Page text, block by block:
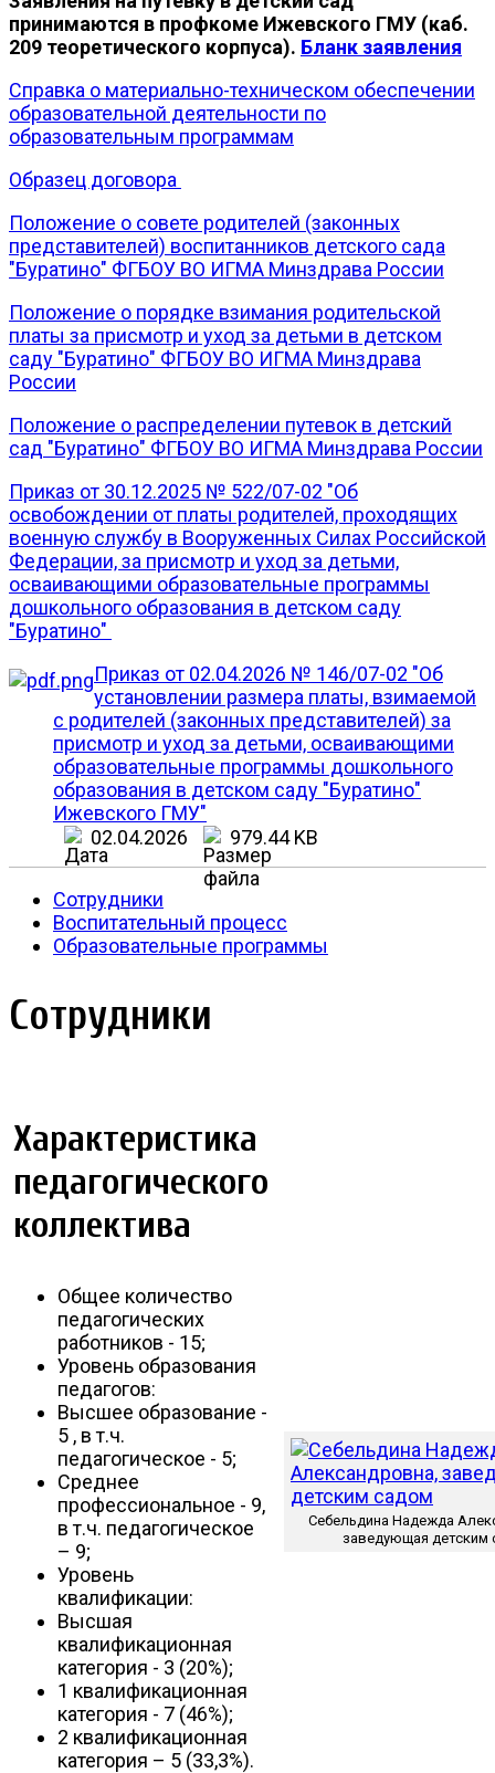
принимаются в профкоме Ижевского ГМУ (каб.
209 теоретического корпуса). Бланк заявления
Справка о материально-техническом обеспечении
образовательной деятельности по
образовательным программам
Образец договора
Положение о совете родителей (законных
представителей) воспитанников детского сада
"Буратино" ФГБОУ ВО ИГМА Минздрава России
Положение о порядке взимания родительской
платы за присмотр и уход за детьми в детском
саду "Буратино" ФГБОУ ВО ИГМА Минздрава
России
Положение о распределении путевок в детский
сад "Буратино" ФГБОУ ВО ИГМА Минздрава России
Приказ от 30.12.2025 № 522/07-02 "Об
освобождении от платы родителей, проходящих
военную службу в Вооруженных Силах Российской
Федерации, за присмотр и уход за детьми,
осваивающими образовательные программы
дошкольного образования в детском саду
"Буратино"
Приказ от 02.04.2026 № 146/07-02 "Об
установлении размера платы, взимаемой
с родителей (законных представителей) за
присмотр и уход за детьми, осваивающими
образовательные программы дошкольного
образования в детском саду "Буратино"
Ижевского ГМУ"
02.04.2026
979.44 KB
Сотрудники
Воспитательный процесс
Образовательные программы
Сотрудники
Характеристика
педагогического
коллектива
Общее количество
педагогических
работников - 15;
Уровень образования
педагогов:
Высшее образование -
5 , в т.ч.
педагогическое - 5;
Среднее
профессиональное - 9,
в т.ч. педагогическое
– 9;
Уровень
квалификации:
Высшая
квалификационная
категория - 3 (20%);
1 квалификационная
категория - 7 (46%);
2 квалификационная
категория – 5 (33,3%).
Себельдина Надежда
заведующая детским